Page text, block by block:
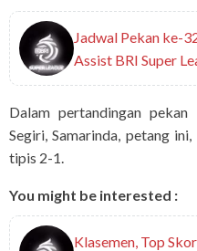
Jadwal Pekan ke-
Assist BRI Super
Dalam pertandingan
Segiri, Samarinda, petang
tipis 2-1.
You might be interested :
Klasemen, Top